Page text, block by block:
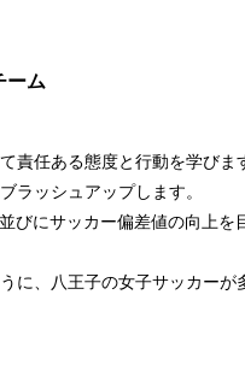
ーム
責任ある態度と行動を学びま
ラッシュアップします。
にサッカー偏差値の向上を
に、八王子の女子サッカー